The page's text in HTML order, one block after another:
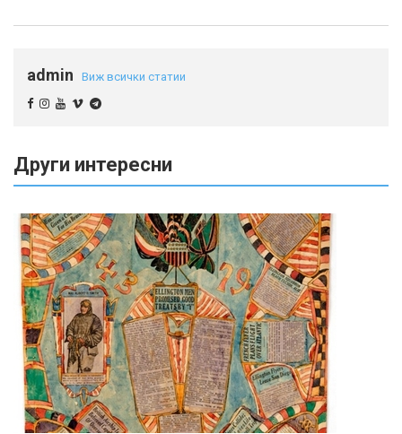
admin Виж всички статии
Други интересни